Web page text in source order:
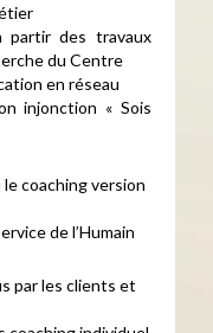
partir des travaux
du Centre
en réseau
injonction « Sois
coaching version
de l’Humain
par les clients et